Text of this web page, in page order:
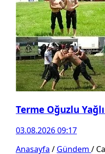
Terme Oğuzlu
03.08.2026 09:17
Anasayfa / Gündem /